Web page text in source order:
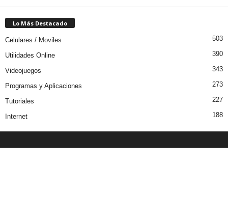
Lo Más Destacado
Celulares / Moviles 503
Utilidades Online 390
Videojuegos 343
Programas y Aplicaciones 273
Tutoriales 227
Internet 188